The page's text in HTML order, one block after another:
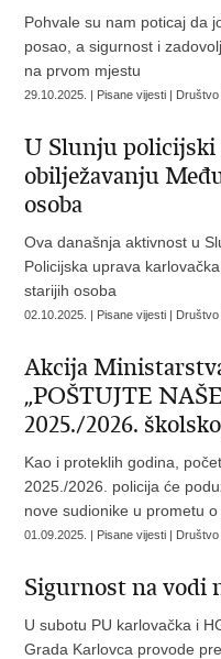
Pohvale su nam poticaj da
posao, a sigurnost i
na prvom mjestu
29.10.2025. | Pisane vijesti |
U Slunju policijski
obilježavanju
osoba
Ova današnja aktivnost u
Policijska uprava
starijih osoba
02.10.2025. | Pisane vijesti |
Akcija
„POŠTUJTE
2025./2026.
Kao i proteklih godina,
2025./2026. policija će
nove sudionike u prometu
01.09.2025. | Pisane vijesti |
Sigurnost na vodi
U subotu PU karlovačka i
Grada Karlovca provode